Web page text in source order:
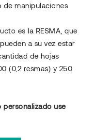
manipulaciones
es la RESMA, que
a su vez estar
de hojas
(0,2 resmas) y 250
personalizado use